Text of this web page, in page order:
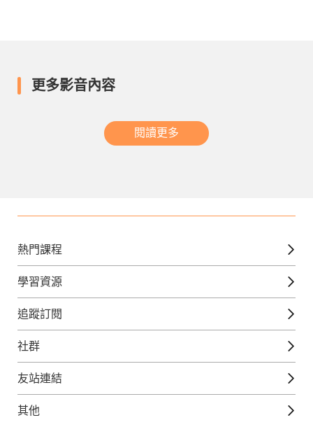
更多影音內容
閱讀更多
熱門課程
英文課程
日語課程
韓語課程
法文課程
學習資源
免費線上檢定
外語補給站
美日語數位學院
追蹤訂閱
Gjun-就醬學外語
官方Youtube
社群
英語觀光城
日語觀光城
友站連結
iWorld JR
其他